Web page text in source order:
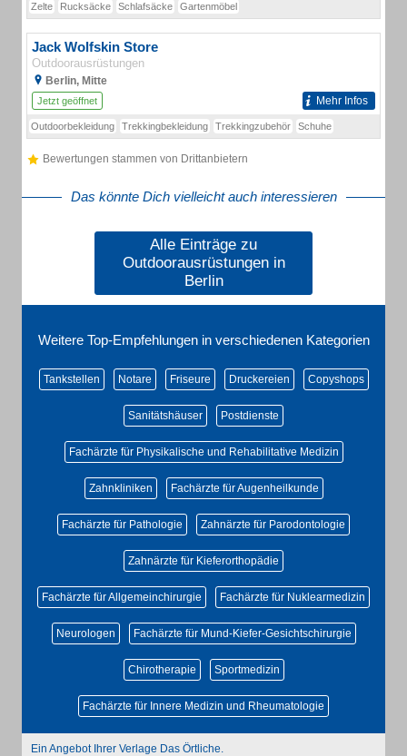
Zelte Rucksäcke Schlafsäcke Gartenmöbel
Jack Wolfskin Store
Outdoorausrüstungen
Berlin, Mitte
Jetzt geöffnet Mehr Infos
Outdoorbekleidung Trekkingbekleidung Trekkingzubehör Schuhe
Bewertungen stammen von Drittanbietern
Das könnte Dich vielleicht auch interessieren
Alle Einträge zu
Outdoorausrüstungen in
Berlin
Weitere Top-Empfehlungen in verschiedenen Kategorien
Tankstellen Notare Friseure Druckereien Copyshops
Sanitätshäuser Postdienste
Fachärzte für Physikalische und Rehabilitative Medizin
Zahnkliniken Fachärzte für Augenheilkunde
Fachärzte für Pathologie Zahnärzte für Parodontologie
Zahnärzte für Kieferorthopädie
Fachärzte für Allgemeinchirurgie Fachärzte für Nuklearmedizin
Neurologen Fachärzte für Mund-Kiefer-Gesichtschirurgie
Chirotherapie Sportmedizin
Fachärzte für Innere Medizin und Rheumatologie
Ein Angebot Ihrer Verlage Das Örtliche.